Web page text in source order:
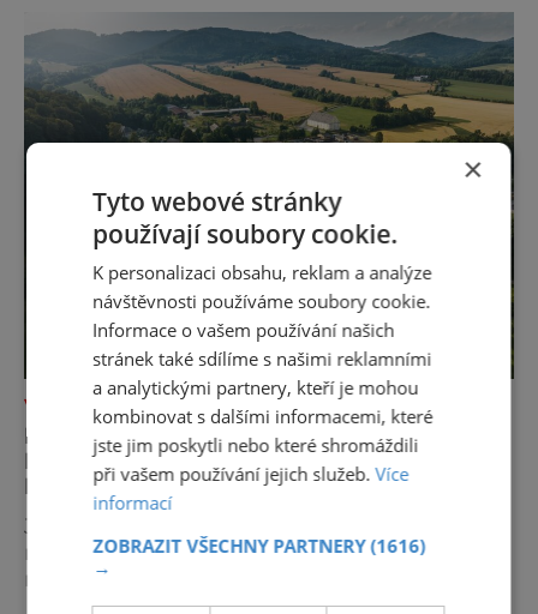
VÝLETY ZA POZNÁNÍM
POZNEJTE ÚDOLÍ DESNÉ: OD
DLOUHÝCH STRÁNÍ PO TERMÁLNÍ
PRAMENY
Jen málokteré místo v České republice
nabízí tolik rozmanitých zážitků na tak
malém území jako údolí řeky Desné v srdci
Jeseníků. Během jediného dne můžete
×
Tyto webové stránky
používají soubory cookie.
K personalizaci obsahu, reklam a analýze
návštěvnosti používáme soubory cookie.
Informace o vašem používání našich
stránek také sdílíme s našimi reklamními
a analytickými partnery, kteří je mohou
kombinovat s dalšími informacemi, které
jste jim poskytli nebo které shromáždili
při vašem používání jejich služeb.Více
informací
ZOBRAZIT VŠECHNY PARTNERY(1616)
→